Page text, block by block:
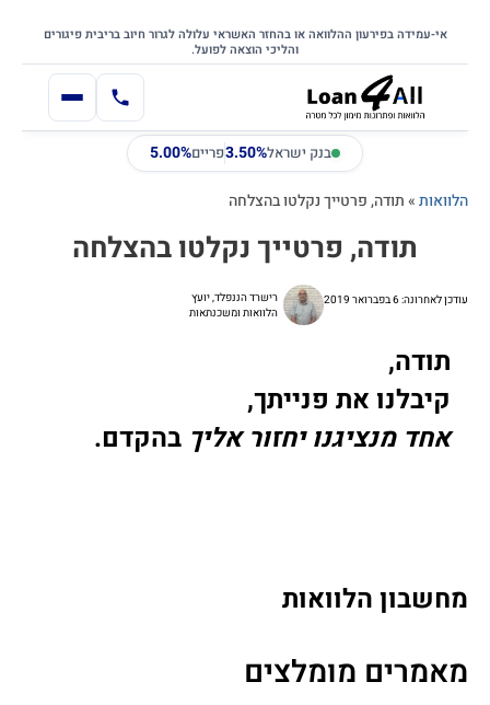
לתוכן
דלג לתוכן הראשי
אי-עמידה בפירעון ההלוואה או בהחזר האשראי עלולה לגרור חיוב בריבית פיגורים
והליכי הוצאה לפועל.
בנק ישראל3.50%פריים5.00%
הלוואות»תודה, פרטייך נקלטו בהצלחה
תודה, פרטייך נקלטו בהצלחה
עודכן לאחרונה: 6 בפברואר 2019
רישרד הננפלד, יועץ
הלוואות ומשכנתאות
תודה,
קיבלנו את פנייתך,
אחד מנציגנו יחזור אליך בהקדם.
מחשבון הלוואות
מאמרים מומלצים